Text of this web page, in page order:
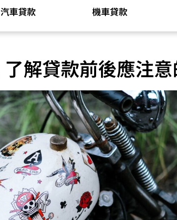
汽車貸款 機車貸款
解貸款前後應注